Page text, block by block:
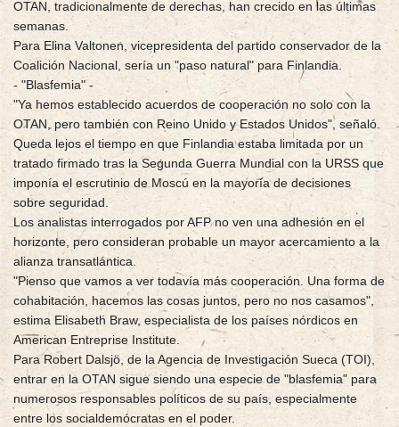
OTAN, tradicionalmente de derechas, han crecido en las últimas
semanas.
Para Elina Valtonen, vicepresidenta del partido conservador de la
Coalición Nacional, sería un "paso natural" para Finlandia.
- "Blasfemia" -
"Ya hemos establecido acuerdos de cooperación no solo con la
OTAN, pero también con Reino Unido y Estados Unidos", señaló.
Queda lejos el tiempo en que Finlandia estaba limitada por un
tratado firmado tras la Segunda Guerra Mundial con la URSS que
imponía el escrutinio de Moscú en la mayoría de decisiones
sobre seguridad.
Los analistas interrogados por AFP no ven una adhesión en el
horizonte, pero consideran probable un mayor acercamiento a la
alianza transatlántica.
"Pienso que vamos a ver todavía más cooperación. Una forma de
cohabitación, hacemos las cosas juntos, pero no nos casamos",
estima Elisabeth Braw, especialista de los países nórdicos en
American Entreprise Institute.
Para Robert Dalsjö, de la Agencia de Investigación Sueca (TOI),
entrar en la OTAN sigue siendo una especie de "blasfemia" para
numerosos responsables políticos de su país, especialmente
entre los socialdemócratas en el poder.